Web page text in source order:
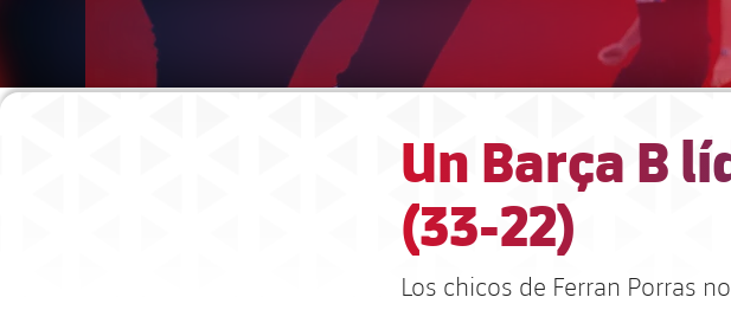
Un Barça B
(33-22)
Los chicos de Ferran Porras